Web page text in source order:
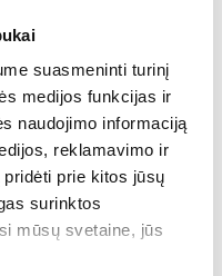
suasmeninti turinį
medijos funkcijas ir
naudojimo informaciją
reklamavimo ir
prie kitos jūsų
surinktos
mūsų svetaine, jūs
gali rodyti
pernelyg stipriai
tai gali reikšti
sumažėjusį